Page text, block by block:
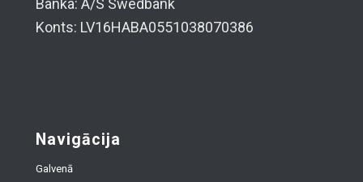
Banka: A/S Swedbank
Konts: LV16HABA0551038070386
Navigācija
Galvenā